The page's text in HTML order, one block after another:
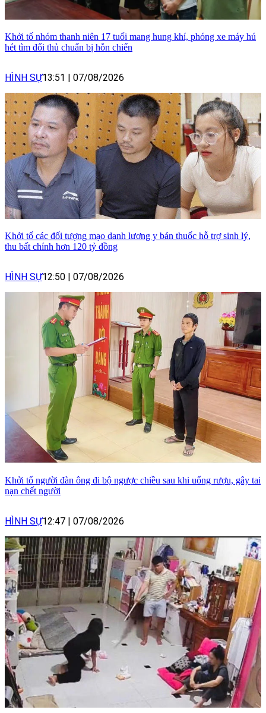
Khởi tố nhóm thanh niên 17 tuổi mang hung khí, phóng xe máy hú
hét tìm đối thủ chuẩn bị hỗn chiến
HÌNH SỰ13:51 | 07/08/2026
Khởi tố các đối tượng mạo danh lương y bán thuốc hỗ trợ sinh lý,
thu bất chính hơn 120 tỷ đồng
HÌNH SỰ12:50 07/08/2026
Khởi tố người đàn ông đi bộ ngược chiều sau khi uống rượu, gây tai
nạn chết người
HÌNH SỰ12:47 07/08/2026